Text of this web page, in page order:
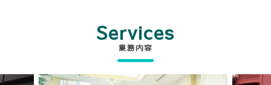
Services
業務内容